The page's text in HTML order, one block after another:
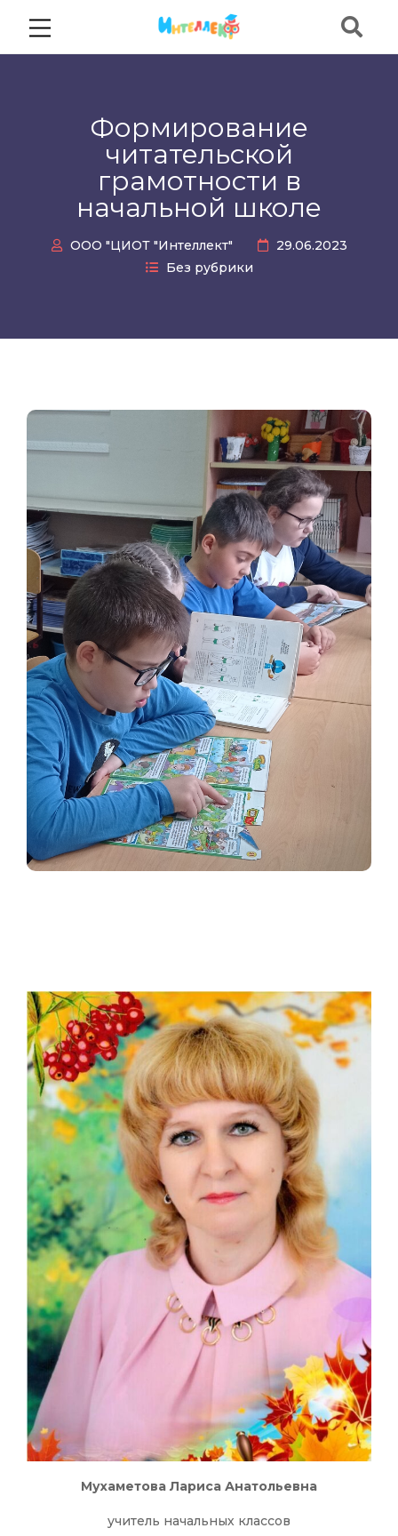
Формирование
читательской
грамотности в
начальной школе
ООО "ЦИОТ "Интеллект"
29.06.2023
Без рубрики
Мухаметова Лариса Анатольевна
учитель начальных классов